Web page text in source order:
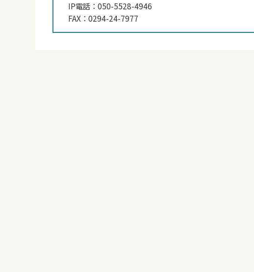
IP電話： 050-5528-4946
FAX： 0294-24-7977